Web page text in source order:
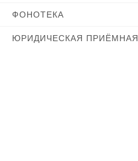
ФОНОТЕКА
ЮРИДИЧЕСКАЯ ПРИЁМНАЯ